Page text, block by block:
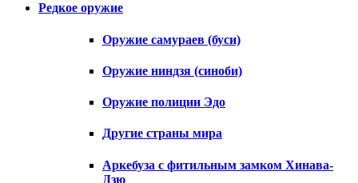
Редкое оружие
Оружие самураев (буси)
Оружие ниндзя (синоби)
Оружие полиции Эдо
Другие страны мира
Аркебуза с фитильным замком Хинава-
Дзю